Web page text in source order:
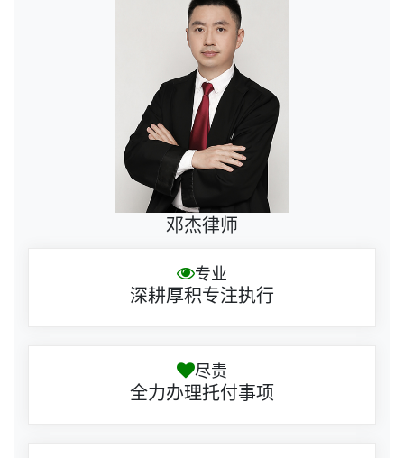
邓杰律师
专业
深耕厚积专注执行
尽责
全力办理托付事项